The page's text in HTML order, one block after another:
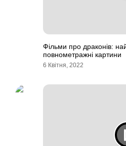
Фільми про драконів:
повнометражні картини
6 Квітня, 2022